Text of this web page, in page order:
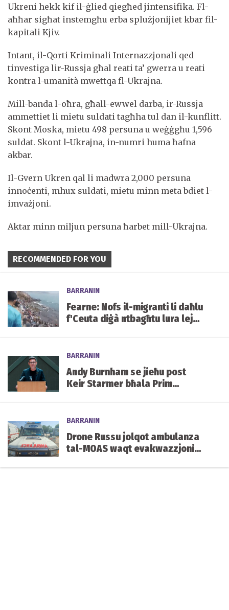
Ukreni hekk kif il-ġlied qiegħed jintensifika. Fl-
aħħar sigħat instemgħu erba splużjonijiet kbar fil-
kapitali Kjiv.​
Intant, il-Qorti Kriminali Internazzjonali qed
tinvestiga lir-Russja għal reati ta’ gwerra u reati
kontra l-umanità mwettqa fl-Ukrajna.
Mill-banda l-oħra, għall-ewwel darba, ir-Russja
ammettiet li mietu suldati tagħha tul dan il-kunflitt.
Skont Moska, mietu 498 persuna u weġġgħu 1,596
suldat. Skont l-Ukrajna, in-numri huma ħafna
akbar.
Il-Gvern Ukren qal li madwra 2,000 persuna
innoċenti, mhux suldati, mietu minn meta bdiet l-
imvażjoni.
Aktar minn miljun persuna ħarbet mill-Ukrajna.
RECOMMENDED FOR YOU
BARRANIN
Fearne: Nofs il-migranti li daħlu
f'Ceuta diġà ntbagħtu lura lejn
BARRANIN
Andy Burnham se jieħu post
Keir Starmer bħala Prim
BARRANIN
Drone Russu jolqot ambulanza
tal-MOAS waqt evakwazzjoni